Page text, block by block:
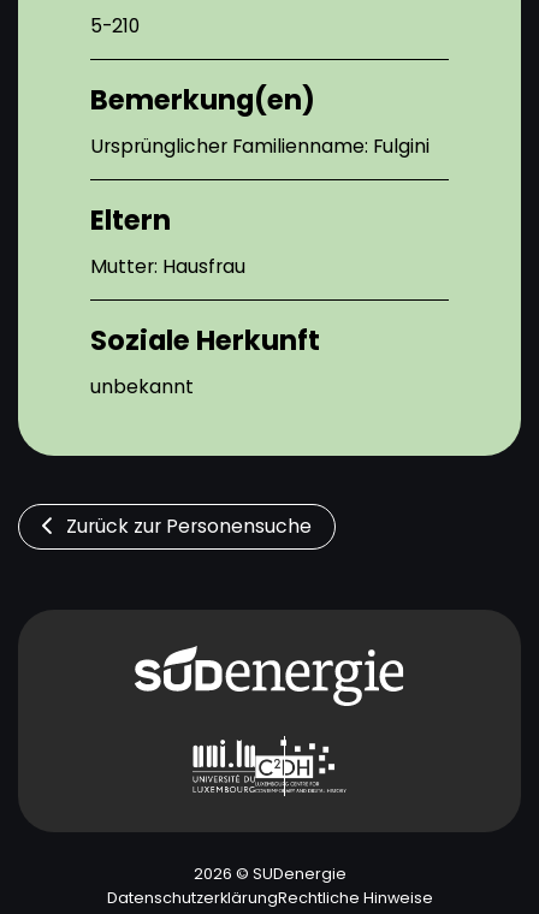
5-210
Bemerkung(en)
Ursprünglicher Familienname: Fulgini
Eltern
Mutter: Hausfrau
Soziale Herkunft
unbekannt
Zurück zur Personensuche
2026 © SUDenergie
DatenschutzerklärungRechtliche Hinweise